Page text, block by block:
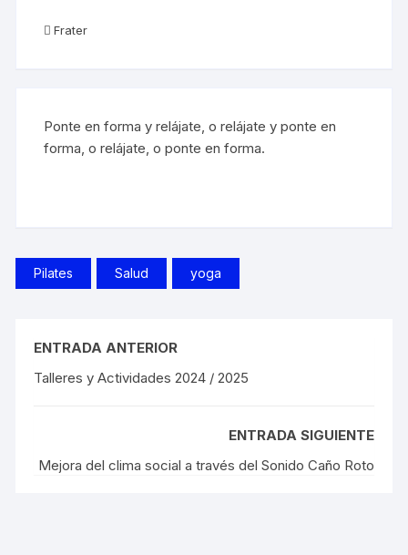
Frater
Ponte en forma y relájate, o relájate y ponte en
forma, o relájate, o ponte en forma.
Pilates Salud yoga
ENTRADA ANTERIOR
Talleres y Actividades 2024 / 2025
ENTRADA SIGUIENTE
Mejora del clima social a través del Sonido Caño Roto